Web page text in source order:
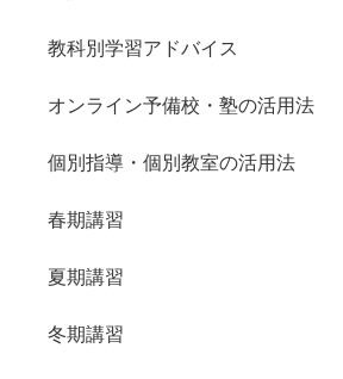
教科別学習アドバイス
オンライン予備校・塾の活用法
個別指導・個別教室の活用法
春期講習
夏期講習
冬期講習